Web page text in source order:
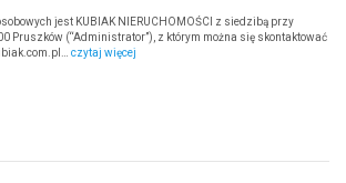
jest KUBIAK NIERUCHOMOŚCI z siedzibą przy
Pruszków (“Administrator”), z którym można się skontaktować
czytaj więcej